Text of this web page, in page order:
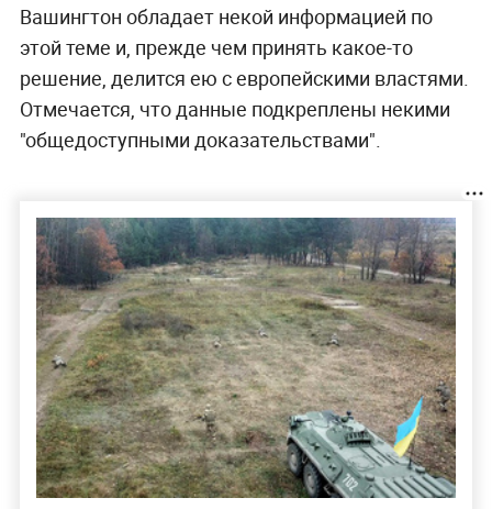
Вашингтон обладает некой информацией по
этой теме и, прежде чем принять какое-то
решение, делится ею с европейскими властями.
Отмечается, что данные подкреплены некими
"общедоступными доказательствами".